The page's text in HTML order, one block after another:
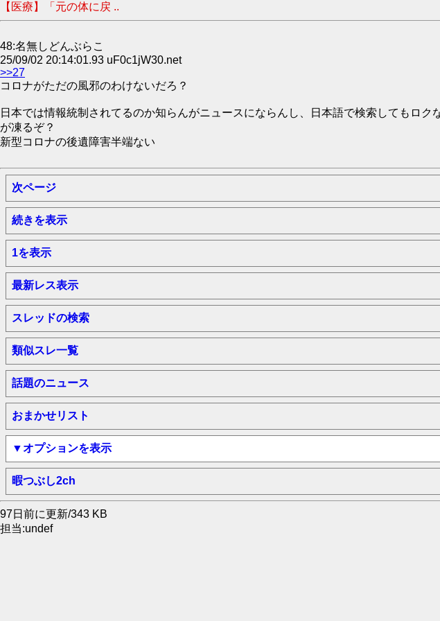
【医療】「元の体に戻 ..
48:名無しどんぶらこ
25/09/02 20:14:01.93 uF0c1jW30.net
>>27
コロナがただの風邪のわけないだろ？
日本では情報統制されてるのか知らんがニュースにならんし、日本語で検索してもロ
が凍るぞ？
新型コロナの後遺障害半端ない
次ページ
続きを表示
1を表示
最新レス表示
スレッドの検索
類似スレ一覧
話題のニュース
おまかせリスト
▼オプションを表示
暇つぶし2ch
97日前に更新/343 KB
担当:undef